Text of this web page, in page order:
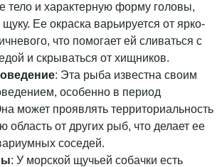
тело и характерную форму головы,
Ее окраска варьируется от ярко-
что помогает ей сливаться с
и скрываться от хищников.
: Эта рыба известна своим
особенно в период
может проявлять территориальность
область от других рыб, что делает ее
соседей.
: У морской щучьей собачки есть